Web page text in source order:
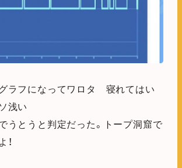
ラフになってワロタ 寝れてはい
浅い
うとうと判定だった。トープ洞窟で
！